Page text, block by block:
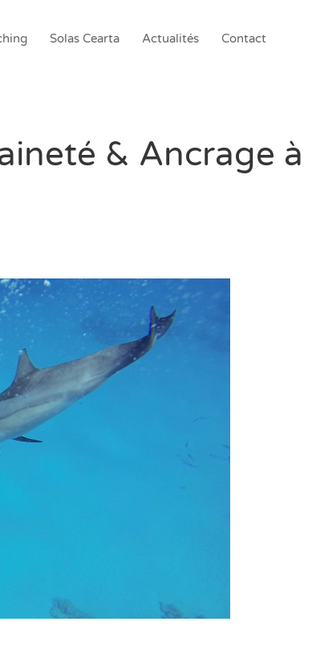
Solas Cearta Actualités Contact
& Ancrage